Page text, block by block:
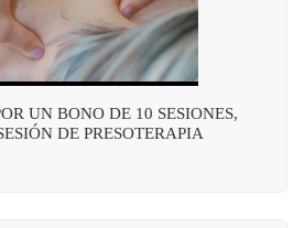
UN BONO DE 10 SESIONES,
DE PRESOTERAPIA